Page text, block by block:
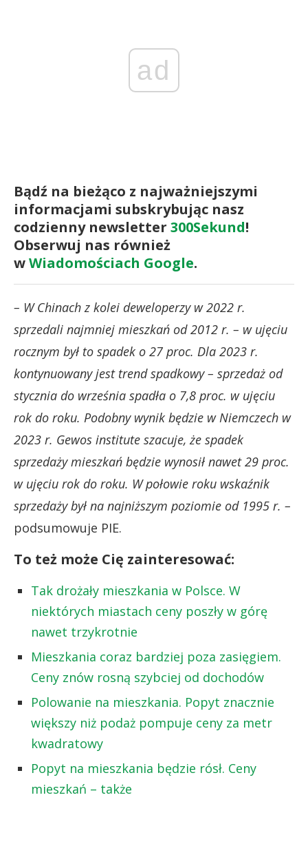
ad
Bądź na bieżąco z najważniejszymi
informacjami subskrybując nasz
codzienny newsletter 300Sekund!
Obserwuj nas również
wWiadomościach Google.
– W Chinach z kolei deweloperzy w 2022 r.
sprzedali najmniej mieszkań od 2012 r. – w ujęciu
rocznym był to spadek o 27 proc. Dla 2023 r.
kontynuowany jest trend spadkowy – sprzedaż od
stycznia do września spadła o 7,8 proc. w ujęciu
rok do roku. Podobny wynik będzie w Niemczech w
2023 r. Gewos institute szacuje, że spadek
sprzedaży mieszkań będzie wynosił nawet 29 proc.
w ujęciu rok do roku. W połowie roku wskaźnik
sprzedaży był na najniższym poziomie od 1995 r. –
podsumowuje PIE.
To też może Cię zainteresować:
Tak drożały mieszkania w Polsce. W
niektórych miastach ceny poszły w górę
nawet trzykrotnie
Mieszkania coraz bardziej poza zasięgiem.
Ceny znów rosną szybciej od dochodów
Polowanie na mieszkania. Popyt znacznie
większy niż podaż pompuje ceny za metr
kwadratowy
Popyt na mieszkania będzie rósł. Ceny
mieszkań – także